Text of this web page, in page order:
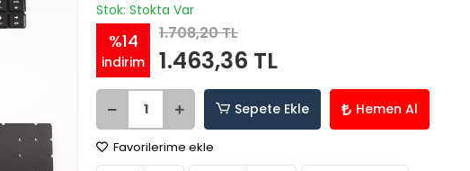
Stok: Stokta Var
%14
indirim
1.708,20 TL
1.463,36 TL
Sepete Ekle Hemen Al
Favorilerime ekle